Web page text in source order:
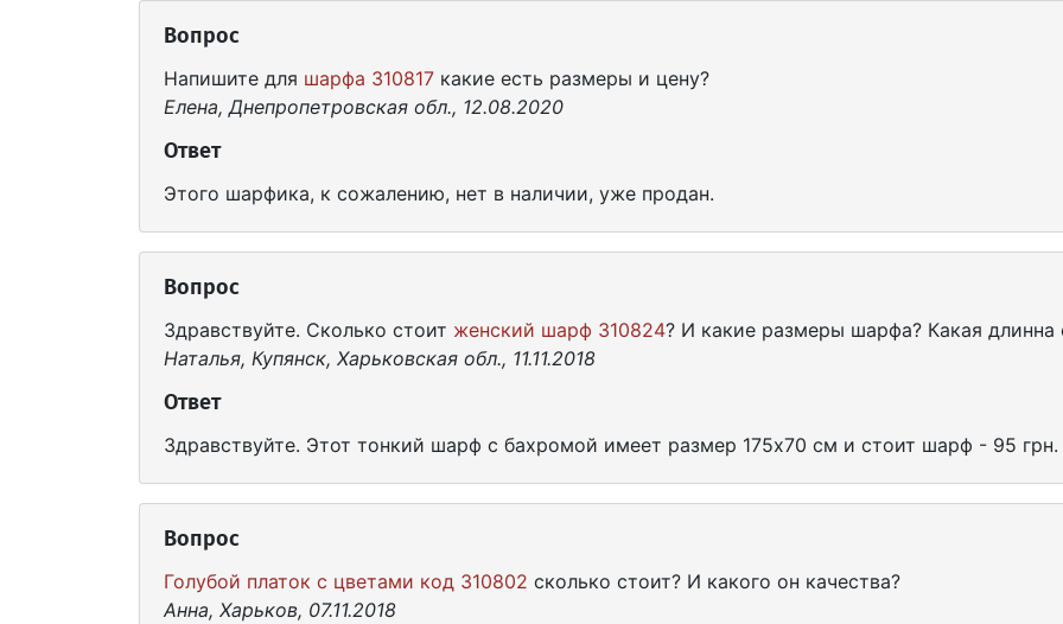
Вопрос
Напишите для шарфа 310817 какие есть размеры и цену?
Елена, Днепропетровская обл., 12.08.2020
Ответ
Этого шарфика, к сожалению, нет в наличии, уже продан.
Вопрос
Здравствуйте. Сколько стоит женский шарф 310824? И какие размеры шарфа? Какая длинна
Наталья, Купянск, Харьковская обл., 11.11.2018
Ответ
Здравствуйте. Этот тонкий шарф с бахромой имеет размер 175х70 см и стоит шарф - 95 грн.
Вопрос
Голубой платок с цветами код 310802 сколько стоит? И какого он качества?
Анна, Харьков, 07.11.2018